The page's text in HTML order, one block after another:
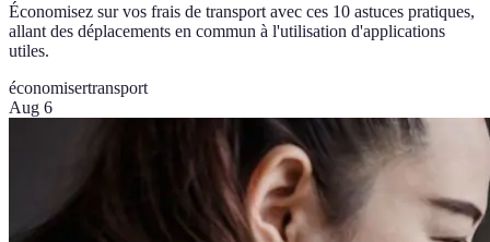
Économisez sur vos frais de transport avec ces 10 astuces pratiques,
allant des déplacements en commun à l'utilisation d'applications
utiles.
économisertransport
Aug 6